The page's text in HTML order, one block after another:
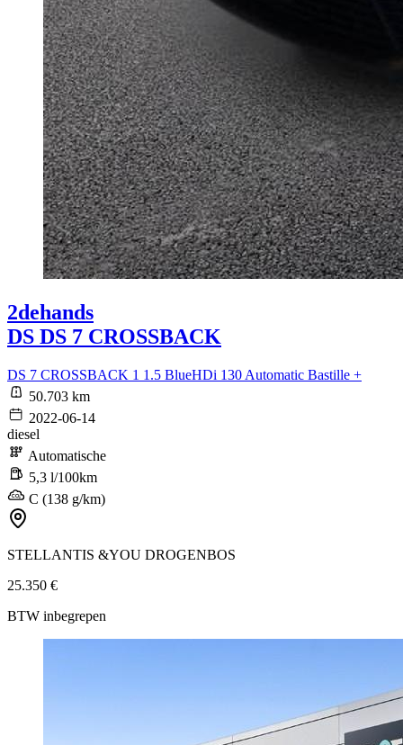
2dehands
DS DS 7 CROSSBACK
DS 7 CROSSBACK 1 1.5 BlueHDi 130 Automatic Bastille +
50.703 km
2022-06-14
diesel
Automatische
5,3 l/100km
C (138 g/km)
STELLANTIS &YOU DROGENBOS
25.350 €
BTW inbegrepen